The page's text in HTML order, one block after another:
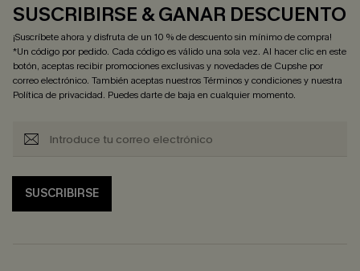
SUSCRIBIRSE & GANAR DESCUENTO
¡Suscríbete ahora y disfruta de un 10 % de descuento sin mínimo de compra!
*Un código por pedido. Cada código es válido una sola vez. Al hacer clic en este
botón, aceptas recibir promociones exclusivas y novedades de Cupshe por
correo electrónico. También aceptas nuestrosTérminos y condicionesy nuestra
Política de privacidad. Puedes darte de baja en cualquier momento.
SUSCRIBIRSE